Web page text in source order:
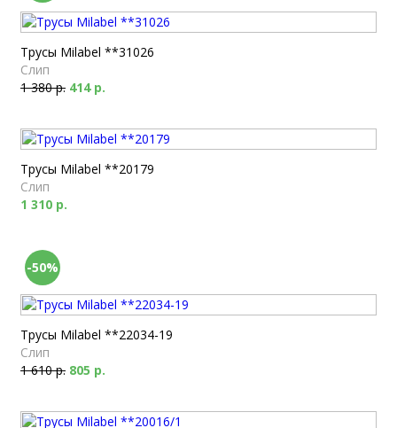
Трусы Milabel **31026
Слип
1 380 р. 414 р.
Трусы Milabel **20179
Слип
1 310 р.
-50%
Трусы Milabel **22034-19
Слип
1 610 р. 805 р.